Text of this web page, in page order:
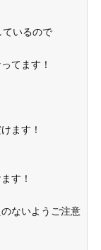
ているので
てます！
ます！
す！
ないようご注意